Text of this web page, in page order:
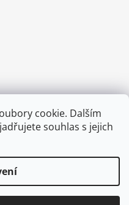
cookie. Dalším
souhlas s jejich
. Všechna práva